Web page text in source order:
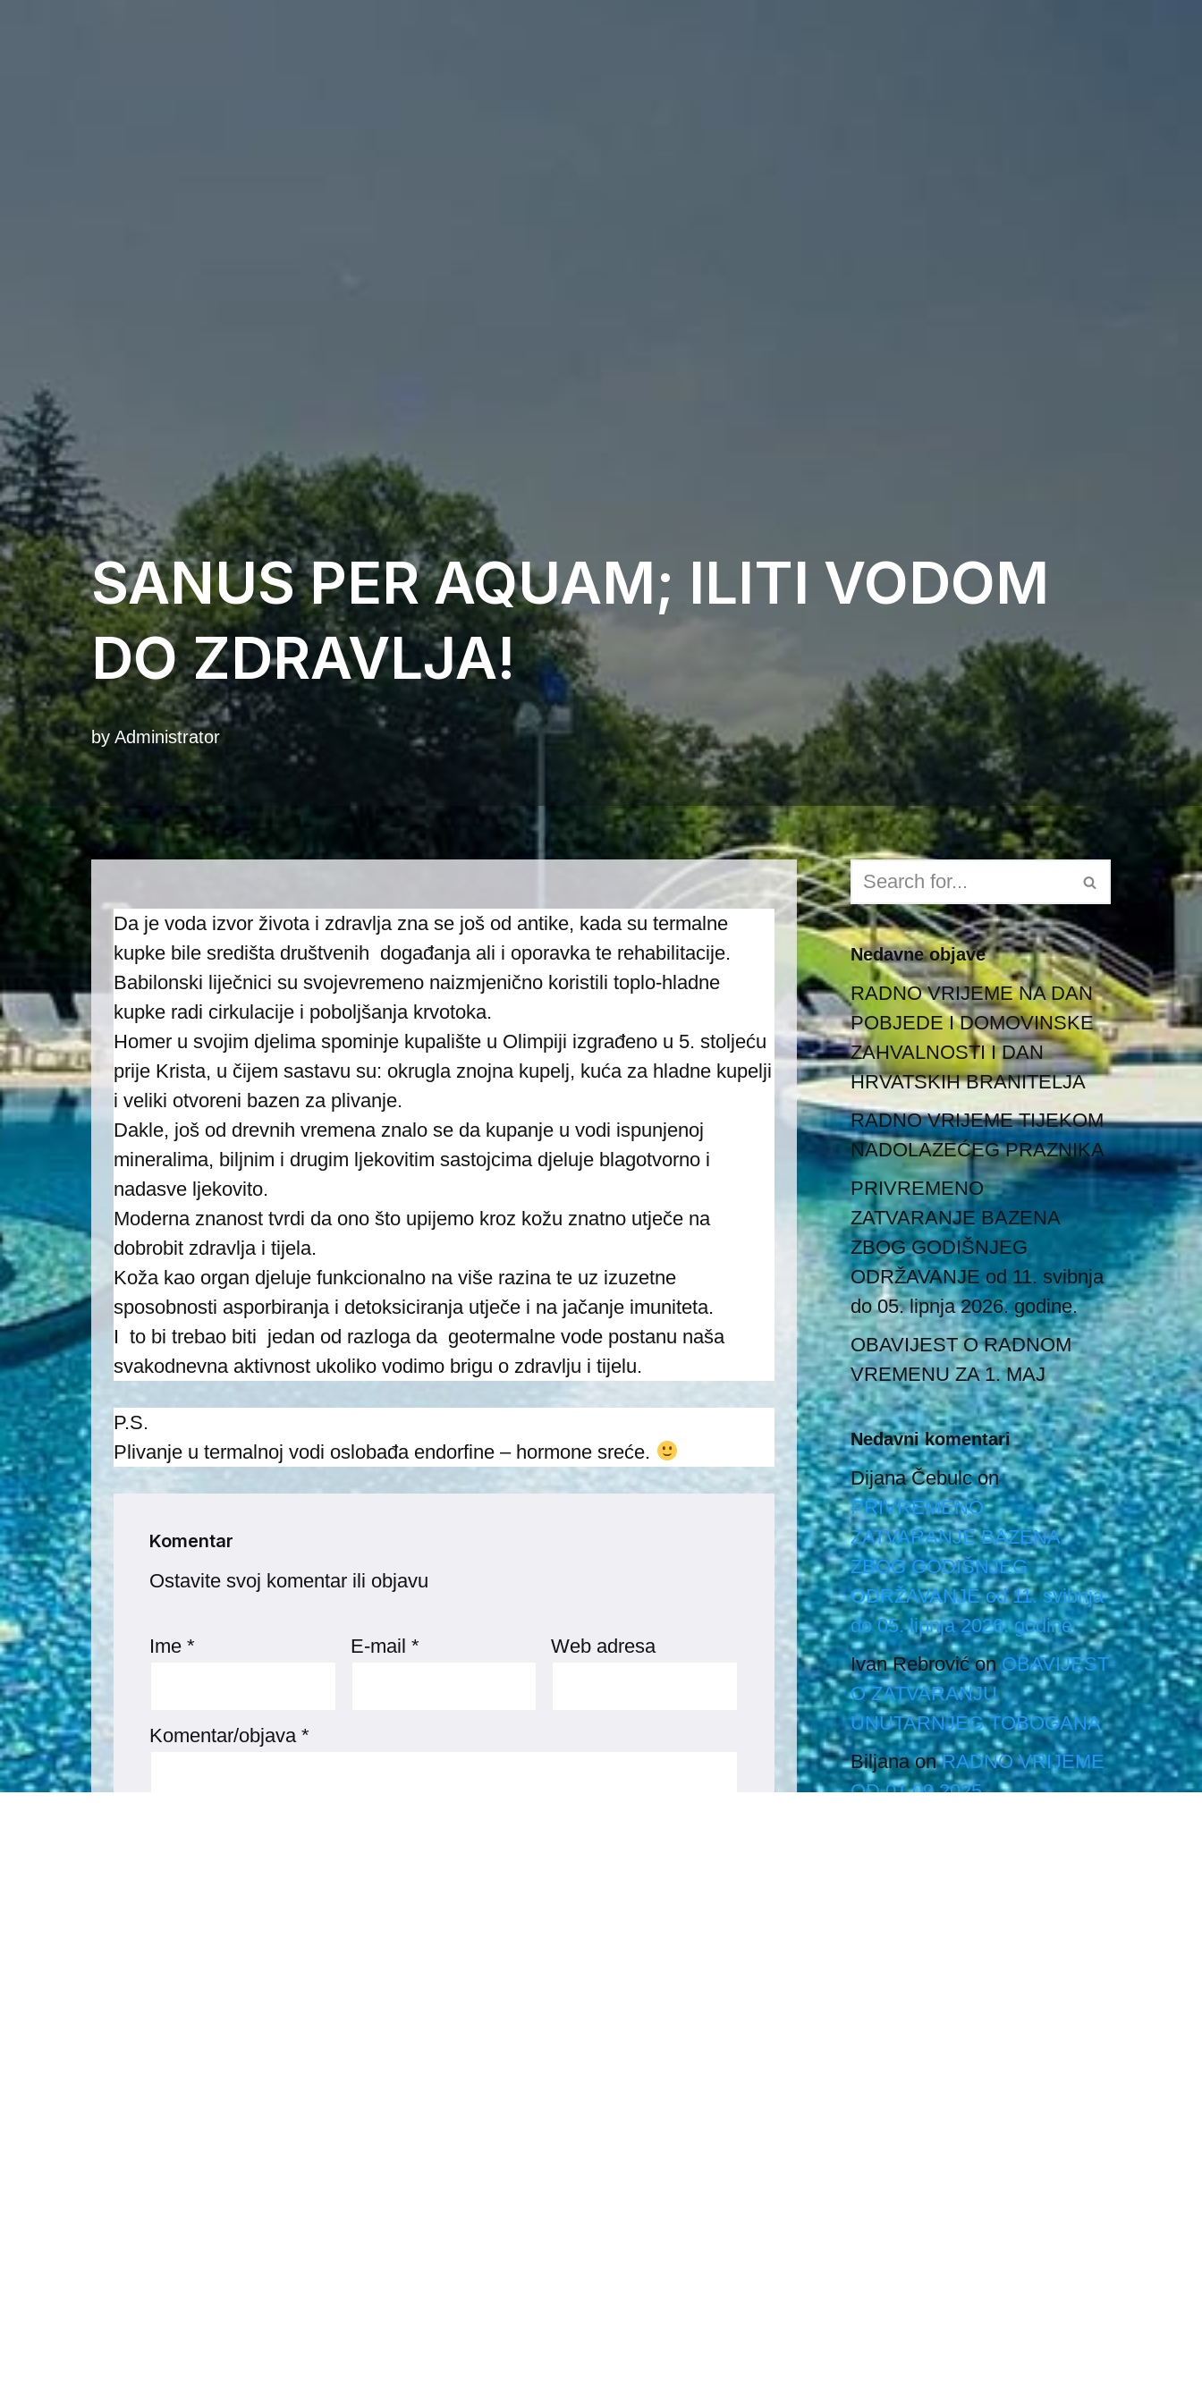
SANUS PER AQUAM; ILITI VODOM
DO ZDRAVLJA!
by Administrator
Da je voda izvor života i zdravlja zna se još od antike, kada su termalne
kupke bile središta društvenih događanja ali i oporavka te rehabilitacije.
Babilonski liječnici su svojevremeno naizmjenično koristili toplo-hladne
kupke radi cirkulacije i poboljšanja krvotoka.
Homer u svojim djelima spominje kupalište u Olimpiji izgrađeno u 5. stoljeću
prije Krista, u čijem sastavu su: okrugla znojna kupelj, kuća za hladne kupelji
i veliki otvoreni bazen za plivanje.
Dakle, još od drevnih vremena znalo se da kupanje u vodi ispunjenoj
mineralima, biljnim i drugim ljekovitim sastojcima djeluje blagotvorno i
nadasve ljekovito.
Moderna znanost tvrdi da ono što upijemo kroz kožu znatno utječe na
dobrobit zdravlja i tijela.
Koža kao organ djeluje funkcionalno na više razina te uz izuzetne
sposobnosti asporbiranja i detoksiciranja utječe i na jačanje imuniteta.
I to bi trebao biti jedan od razloga da geotermalne vode postanu naša
svakodnevna aktivnost ukoliko vodimo brigu o zdravlju i tijelu.
P.S.
Plivanje u termalnoj vodi oslobađa endorfine – hormone sreće.
Komentar
Ostavite svoj komentar ili objavu
Ime * E-mail * Web adresa
Komentar/objava*
Nedavne objave
RADNO VRIJEME NA DAN
POBJEDE I DOMOVINSKE
ZAHVALNOSTI I DAN
HRVATSKIH BRANITELJA
RADNO VRIJEME TIJEKOM
NADOLAZEĆEG PRAZNIKA
PRIVREMENO
ZATVARANJE BAZENA
ZBOG GODIŠNJEG
ODRŽAVANJE od 11. svibnja
do 05. lipnja 2026. godine.
OBAVIJEST O RADNOM
VREMENU ZA 1. MAJ
Nedavni komentari
Dijana Čebulcon
PRIVREMENO
ZATVARANJE BAZENA
ZBOG GODIŠNJEG
ODRŽAVANJE od 11. svibnja
do 05. lipnja 2026. godine.
Ivan RebrovićonOBAVIJEST
O ZATVARANJU
UNUTARNJEG TOBOGANA
BiljanaonRADNO VRIJEME
OD 01.09.2025.